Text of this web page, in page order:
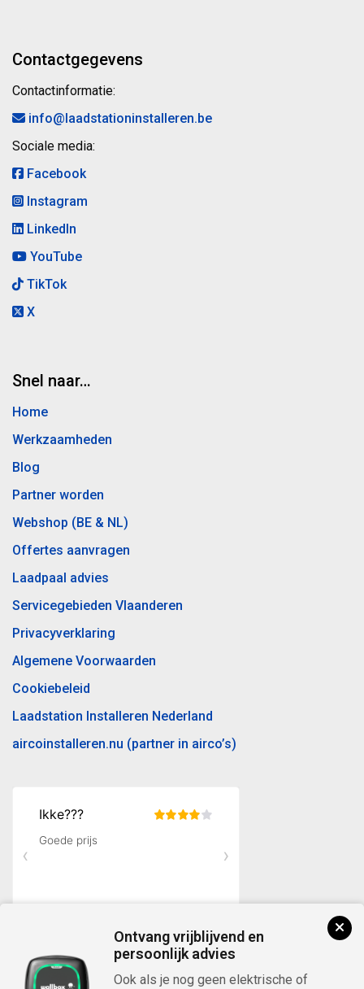
Contactgegevens
Contactinformatie:
info@laadstationinstalleren.be
Sociale media:
Facebook
Instagram
LinkedIn
YouTube
TikTok
X
Snel naar…
Home
Werkzaamheden
Blog
Partner worden
Webshop (BE & NL)
Offertes aanvragen
Laadpaal advies
Servicegebieden Vlaanderen
Privacyverklaring
Algemene Voorwaarden
Cookiebeleid
Laadstation Installeren Nederland
aircoinstalleren.nu (partner in airco’s)
Ontvang vrijblijvend en
persoonlijk advies
Ook als je nog geen elektrische of